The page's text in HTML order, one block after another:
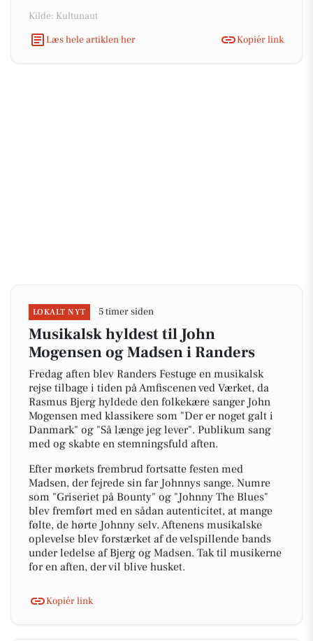
Kilde: Kultunaut
Læs hele artiklen her
Kopiér link
LOKALT NYT 5 timer siden
Musikalsk hyldest til John
Mogensen og Madsen i Randers
Fredag aften blev Randers Festuge en musikalsk
rejse tilbage i tiden på Amfiscenen ved Værket, da
Rasmus Bjerg hyldede den folkekære sanger John
Mogensen med klassikere som "Der er noget galt i
Danmark" og "Så længe jeg lever". Publikum sang
med og skabte en stemningsfuld aften.
Efter mørkets frembrud fortsatte festen med
Madsen, der fejrede sin far Johnnys sange. Numre
som "Griseriet på Bounty" og "Johnny The Blues"
blev fremført med en sådan autenticitet, at mange
følte, de hørte Johnny selv. Aftenens musikalske
oplevelse blev forstærket af de velspillende bands
under ledelse af Bjerg og Madsen. Tak til musikerne
for en aften, der vil blive husket.
Kopiér link